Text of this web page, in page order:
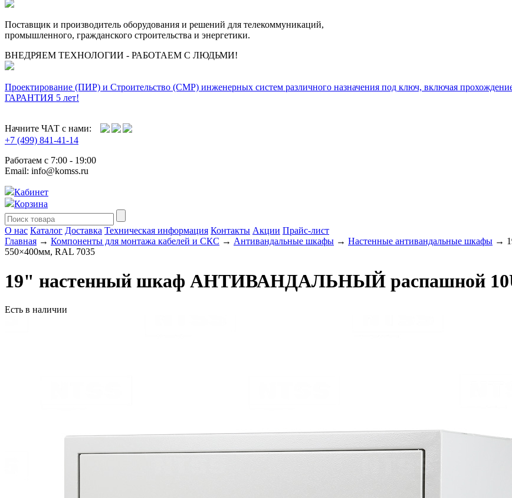
Поставщик и производитель оборудования и решений для телекоммуникаций,
промышленного, гражданского строительства и энергетики.
ВНЕДРЯЕМ ТЕХНОЛОГИИ - РАБОТАЕМ С ЛЮДЬМИ!
Проектирование (ПИР) и Cтроительство (СМР) инженерных систем различного назначения под ключ, включая
ГАРАНТИЯ 5 лет!
Начните ЧАТ с нами:
+7 (499) 841-41-14
Работаем с 7:00 - 19:00
Email: info@komss.ru
Кабинет
Корзина
О нас Каталог Доставка Техническая информация Контакты Акции Прайс-лист
Главная → Компоненты для монтажа кабелей и СКС → Антивандальные шкафы → Настенные антивандальные шкафы →
550×400мм, RAL 7035
19" настенный шкаф АНТИВАНДАЛЬНЫЙ распашной
Есть в наличии